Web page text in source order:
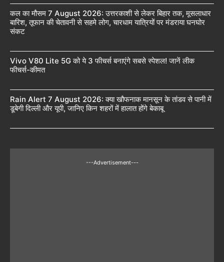
कल का मौसम 7 August 2026: उत्तरकाशी से लेकर बिहार तक, मूसलाधार
बारिश, तूफान की चेतावनी से सहमे लोग, चारधाम यात्रियों पर मंडराया घनघोर
संकट
Vivo V80 Lite 5G को ये 3 फीचर्स बनाएंगे सबसे स्पेशल! जानें लीक
फीचर्स-कीमत
Rain Alert 7 August 2026: क्या खौफनाक मानसून के तांडव से पानी में
डूबेगी दिल्ली और यूपी, जानिए किन शहरों में हालात होंगे बेकाबू
---Advertisement---